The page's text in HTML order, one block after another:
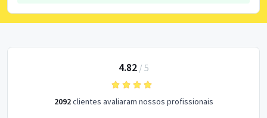
4.82/ 5
2092clientes avaliaram nossos profissionais